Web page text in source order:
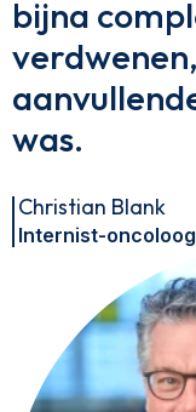
bijna
was.
Christian Blank
Internist-